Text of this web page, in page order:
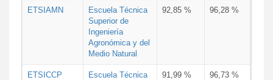
ETSIAMN
Escuela Técnica
Superior de
Ingeniería
Agronómica y del
Medio Natural
92,85 % 96,28 %
ETSICCP
Escuela Técnica
91,99 % 96,73 %